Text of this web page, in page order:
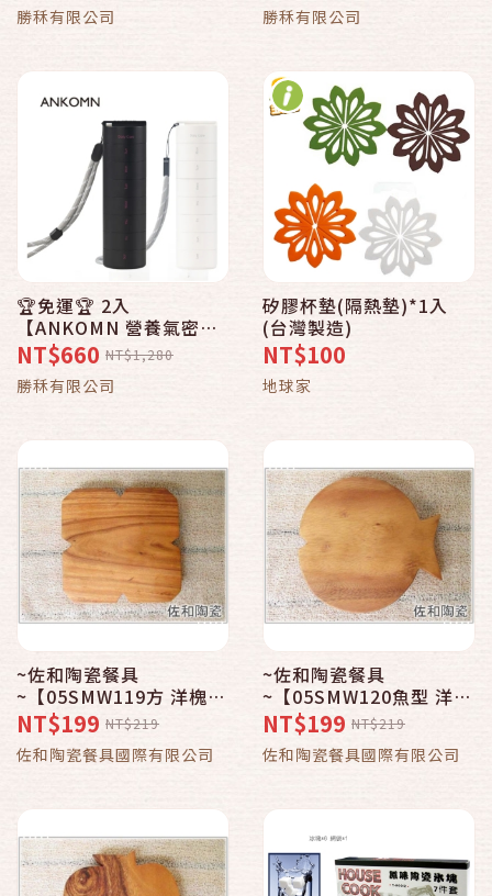
勝秝有限公司 勝秝有限公司
🏆免運🏆 2入
【ANKOMN 營養氣密艙
｜保健品分裝盒】藥盒 分
裝盒 防潮藥盒 密封藥盒
魚油 B群 保健食品 維他
NT$660 NT$1,280
勝秝有限公司
矽膠杯墊(隔熱墊)*1入
(台灣製造)
NT$100
地球家
~佐和陶瓷餐具
~【05SMW119方 洋槐鍋
墊】鍋墊/餐墊/桌墊/木
墊/擺設墊
NT$199 NT$219
佐和陶瓷餐具國際有限公司
~佐和陶瓷餐具
~【05SMW120魚型 洋槐
鍋墊】鍋墊/餐墊/桌墊/木
墊/擺設墊
NT$199 NT$219
佐和陶瓷餐具國際有限公司